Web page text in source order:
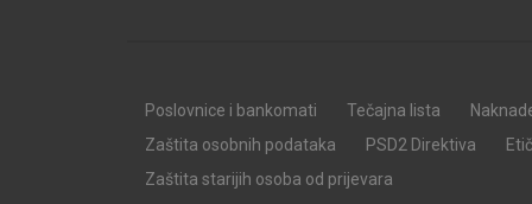
Poslovnice i bankomati Tečajna lista
Zaštita osobnih podataka
PSD2 Direktiva
Zaštita starijih osoba od prijevara